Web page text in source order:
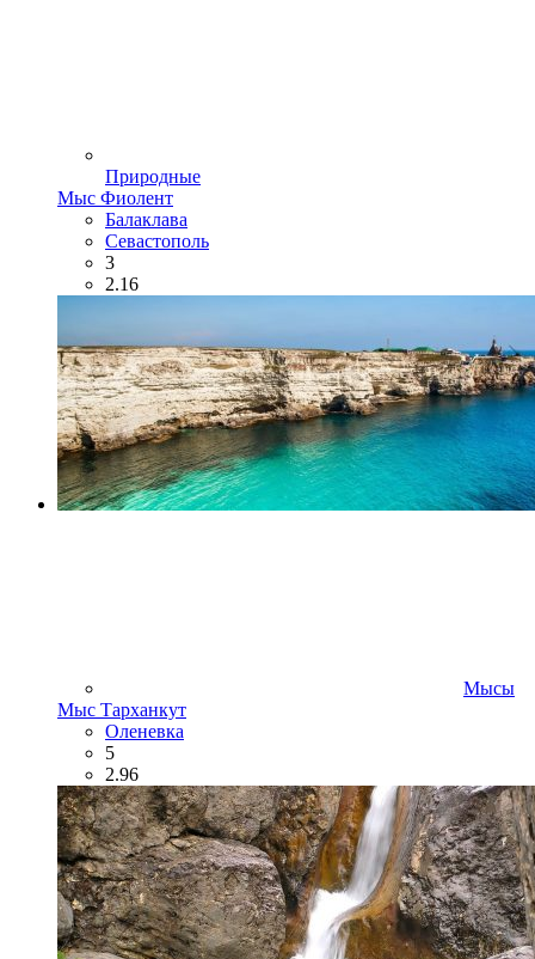
Природные
Мыс Фиолент
Балаклава
Севастополь
3
2.16
Мысы
Мыс Тарханкут
Оленевка
5
2.96